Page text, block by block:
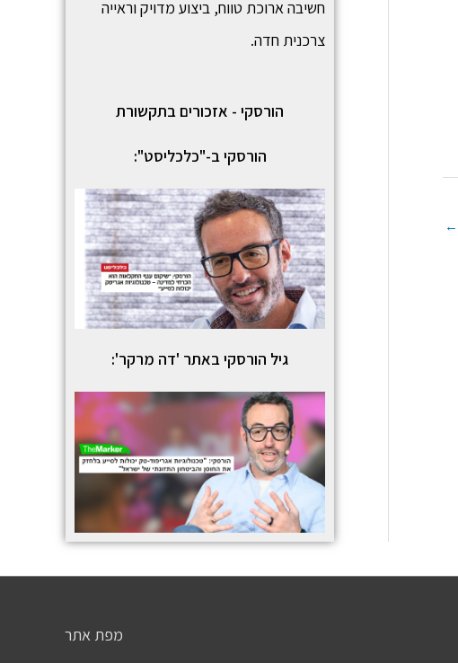
←
חשיבה ארוכת טווח, ביצוע מדויק וראייה
צרכנית חדה.
הורסקי - אזכורים בתקשורת
הורסקי ב-"כלכליסט":
גיל הורסקי באתר 'דה מרקר':
מפת אתר